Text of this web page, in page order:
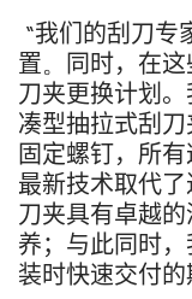
“我们的刮 刀专
置。
同时，在
刀夹更换计划 。
凑型抽拉式刮刀
固定螺钉，所
最新技术取代
刀夹具有卓越
养；与此同时
装时快速交付的